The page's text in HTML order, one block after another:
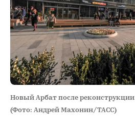
Новый Арбат после реконструкции
(Фото: Андрей Махонин/ТАСС)